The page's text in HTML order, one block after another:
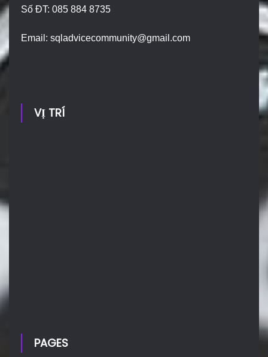
Số ĐT: 085 884 8735
Email:sqladvicecommunity@gmail.com
VỊ TRÍ
PAGES